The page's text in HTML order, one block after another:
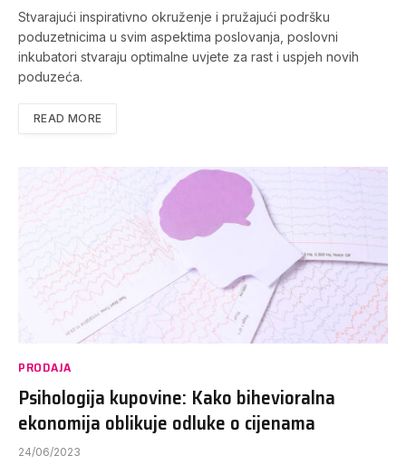
Stvarajući inspirativno okruženje i pružajući podršku
poduzetnicima u svim aspektima poslovanja, poslovni
inkubatori stvaraju optimalne uvjete za rast i uspjeh novih
poduzeća.
READ MORE
PRODAJA
Psihologija kupovine: Kako bihevioralna
ekonomija oblikuje odluke o cijenama
24/06/2023